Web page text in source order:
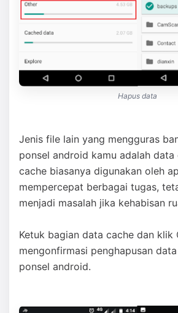
Hapus data
Jenis file lain yang mengguras
ponsel android kamu adalah data
cache biasanya digunakan oleh
mempercepat berbagai tugas,
menjadi masalah jika kehabisan
Ketuk bagian data cache dan klik
mengonfirmasi penghapusan
ponsel android.